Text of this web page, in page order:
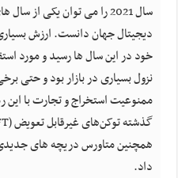
سال 2021 را می توان یکی
دیجیتال جهان دانست. ارزش
خود در این سال ها رسید و مورد
نزول بسیاری در بازار بود و حتی
ممنوعیت استخراج و تجارت با این
همچنین متاورس دریچه های جدیدی
داد.